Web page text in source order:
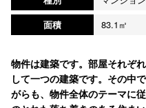
面積
83.1㎡
物件は建築です。部屋それぞ
して一つの建築です。その中
がらも、物件全体のテーマに